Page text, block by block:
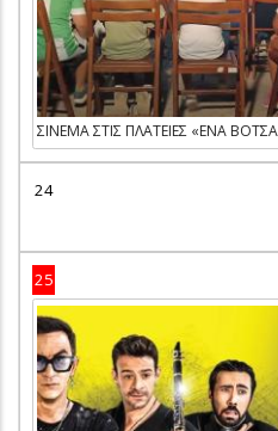
ΣΙΝΕΜΑ ΣΤΙΣ ΠΛΑΤΕΙΕΣ «ΕΝΑ
24
25